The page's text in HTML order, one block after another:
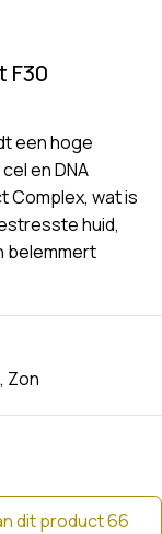
F30
een hoge
en DNA
Complex, wat is
huid,
belemmert
, Zon
dit product 66